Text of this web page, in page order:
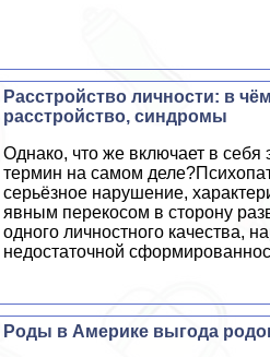
Расстройство личности: в
расстройство, синдромы
Однако, что же включает в себя
термин на самом
серьёзное нарушение,
явным перекосом в сторону
одного личностного качества,
недостаточной
Роды в Америке выгода